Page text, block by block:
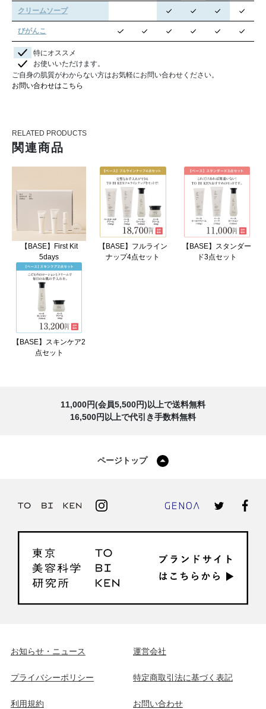
クリームソープ
びがんこ
特にオススメ
お使いいただけます。
ご自身の肌質がわからない方はお気軽にお問い合わせください。
お問い合わせはこちら
RELATED PRODUCTS
関連商品
【BASE】First Kit
5days
【BASE】フルライン
ナップ4点セット
【BASE】スタンダー
ド3点セット
【BASE】スキンケア2
点セット
11,000円(会員5,500円)以上で送料無料
16,500円以上で代引き手数料無料
ページトップ
お知らせ・ニュース 運営会社
プライバシーポリシー 特定商取引法に基づく表記
利用規約 お問い合わせ